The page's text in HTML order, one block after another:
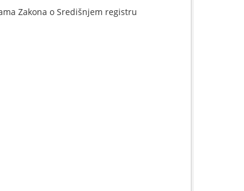
Zakona o Središnjem registru